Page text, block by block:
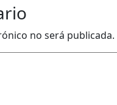
no será publicada.